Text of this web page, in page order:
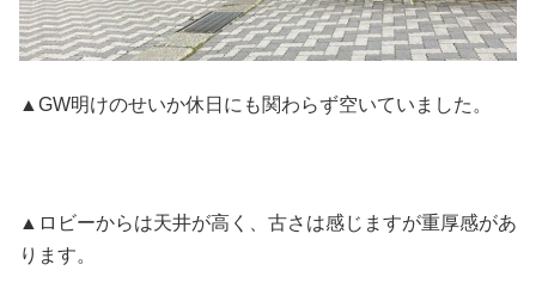
▲GW明けのせいか休日にも関わらず空いていました。
▲ロビーからは天井が高く、古さは感じますが重厚感があ
ります。